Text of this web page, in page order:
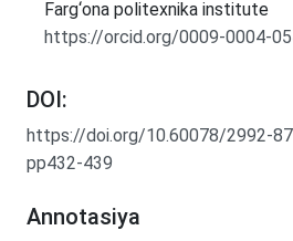
Farg‘ona politexnika institute
https://orcid.org/0009-0004-
DOI:
https://doi.org/10.60078/2992-
pp432-439
Annotasiya